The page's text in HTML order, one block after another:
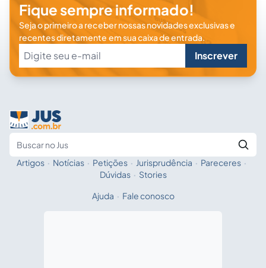
Fique sempre informado!
Seja o primeiro a receber nossas novidades exclusivas e
recentes diretamente em sua caixa de entrada.
Inscrever
Fale com a IA
Artigos · Notícias · Petições · Jurisprudência · Pareceres ·
Dúvidas · Stories
Ajuda · Fale conosco